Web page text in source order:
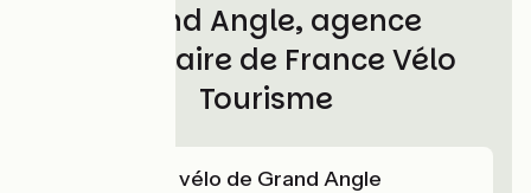
Grand Angle, agence
partenaire de France Vélo
Tourisme
L'expertise vélo de Grand Angle